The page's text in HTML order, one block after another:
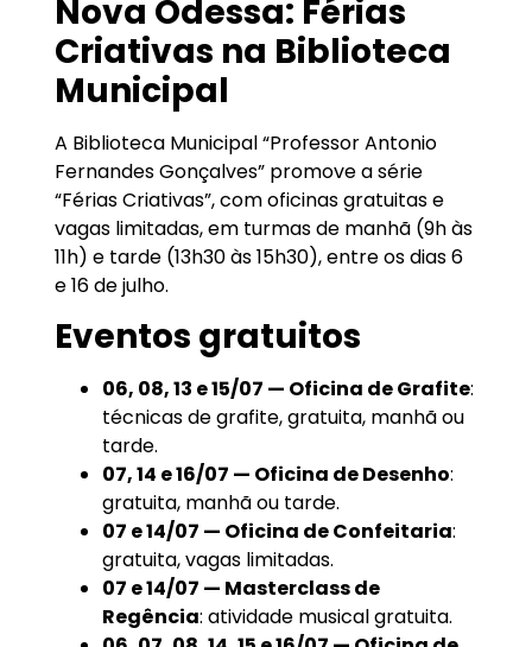
Nova Odessa: Férias
Criativas na Biblioteca
Municipal
A Biblioteca Municipal “Professor Antonio
Fernandes Gonçalves” promove a série
“Férias Criativas”, com oficinas gratuitas e
vagas limitadas, em turmas de manhã (9h às
11h) e tarde (13h30 às 15h30), entre os dias 6
e 16 de julho.
Eventos gratuitos
06, 08, 13 e 15/07 — Oficina de Grafite:
técnicas de grafite, gratuita, manhã ou
tarde.
07, 14 e 16/07 — Oficina de Desenho:
gratuita, manhã ou tarde.
07 e 14/07 — Oficina de Confeitaria:
gratuita, vagas limitadas.
07 e 14/07 — Masterclass de
Regência: atividade musical gratuita.